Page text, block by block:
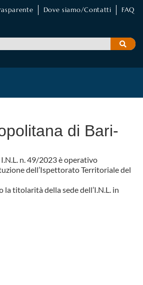
Dove siamo/Contatti FAQ
di Bari-
n. 49/2023 è operativo
dell’Ispettorato Territoriale del
titolarità della sede dell’I.N.L. in